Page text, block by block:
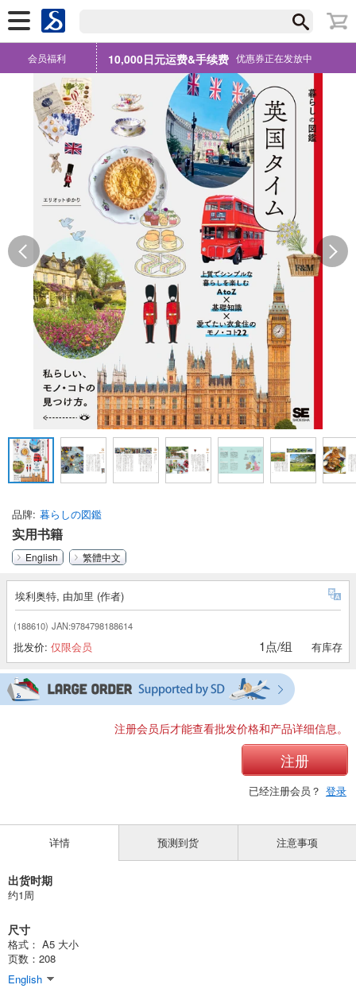
会员福利 10,000日元运费&手续费 优惠券正在发放中
品牌 暮らしの図鑑
实用书籍
English 繁體中文
埃利奥特, 由加里 (作者)
(188610) JAN:9784798188614
批发价: 仅限会员 1点/组 有库存
注册会员后才能查看批发价格和产品详细信息。
注册
已经注册会员？ 登录
详情
出货时期
约1周
尺寸
格式： A5 大小
页数：208
English
预测到货 注意事项